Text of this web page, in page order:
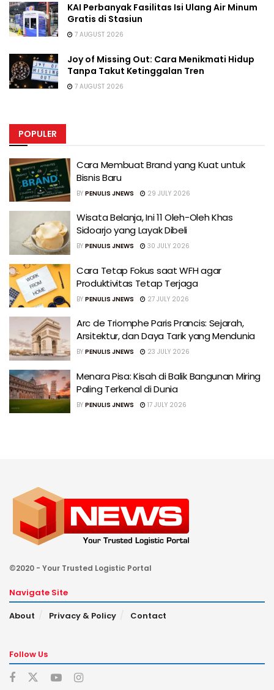
KAI Perbanyak Fasilitas Isi Ulang Air Minum
Gratis di Stasiun
7 AUGUST 2026
Joy of Missing Out: Cara Menikmati Hidup
Tanpa Takut Ketinggalan Tren
7 AUGUST 2026
POPULER
Cara Membuat Brand yang Kuat untuk
Bisnis Baru
BY PENULIS JNEWS 29 JULY 2026
Wisata Belanja, Ini 11 Oleh-Oleh Khas
Sidoarjo yang Layak Dibeli
BY PENULIS JNEWS 30 JULY 2026
Cara Tetap Fokus saat WFH agar
Produktivitas Tetap Terjaga
BY PENULIS JNEWS 27 JULY 2026
Arc de Triomphe Paris Prancis: Sejarah,
Arsitektur, dan Daya Tarik yang Mendunia
BY PENULIS JNEWS 23 JULY 2026
Menara Pisa: Kisah di Balik Bangunan Miring
Paling Terkenal di Dunia
BY PENULIS JNEWS 17 JULY 2026
©2020 - Your Trusted Logistic Portal
Navigate Site
About
Privacy & Policy Contact
Follow Us